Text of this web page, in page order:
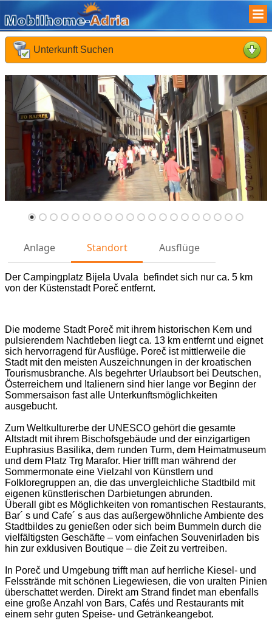
Unterkunft Suchen
Früheste Anreise : Späteste Abreise :
Reisende : Kinder :
Reisedauer :
Suchen
Anlage Standort Ausflüge
Der Campingplatz Bijela Uvala befindet sich nur ca. 5 km
von der Küstenstadt Poreč entfernt.
Die moderne Stadt Poreč mit ihrem historischen Kern und
pulsierendem Nachtleben liegt ca. 13 km entfernt und eignet
sich hervorragend für Ausflüge. Poreč ist mittlerweile die
Stadt mit den meisten Auszeichnungen in der kroatischen
Tourismusbranche. Als begehrter Urlaubsort bei Deutschen,
Österreichern und Italienern sind hier lange vor Beginn der
Sommersaison fast alle Unterkunftsmöglichkeiten
ausgebucht.
Zum Weltkulturerbe der UNESCO gehört die gesamte
Altstadt mit ihrem Bischofsgebäude und der einzigartigen
Euphrasius Basilika, dem runden Turm, dem Heimatmuseum
und dem Platz Trg Marafor. Hier trifft man während der
Sommermonate eine Vielzahl von Künstlern und
Folkloregruppen an, die das unvergleichliche Stadtbild mit
eigenen künstlerischen Darbietungen abrunden.
Überall gibt es Möglichkeiten von romantischen Restaurants,
Bar´ s und Cafe´ s aus das außergewöhnliche Ambiente des
Stadtbildes zu genießen oder sich beim Bummeln durch die
vielfältigsten Geschäfte – vom einfachen Souvenirladen bis
hin zur exklusiven Boutique – die Zeit zu vertreiben.
In Poreč und Umgebung trifft man auf herrliche Kiesel- und
Felsstrände mit schönen Liegewiesen, die von uralten Pinien
überschattet werden. Direkt am Strand findet man ebenfalls
eine große Anzahl von Bars, Cafés und Restaurants mit
einem sehr guten Speise- und Getränkeangebot.